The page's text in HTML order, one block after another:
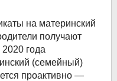
на материнский
получают
года
(семейный)
проактивно —